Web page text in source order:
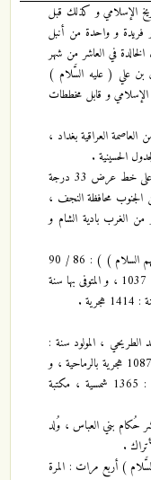
الإسلامي و كذلك قبل
فريدة و واحدة من أنبل
في العاشر من شهر
بن علي ( عليه السَّلام )
و قابل مخططات
الغربي من العاصمة العراقية بغداد ،
الحسينية .
و تقع المدينة على خط طول 44 درجة و 40 دقيقة ، و على خط عرض 33 درجة
الجنوب محافظة النجف ،
الغرب بادية الشام و
بحار الأنوار ( الجامعة لدرر أخبار الأئمة الأطهار ( عليهم السلام ) ) : 86 / 90
، للعلامة الشيخ محمد باقر المجلسي ، المولود بإصفهان سنة : 1037 ، و المتوفى بها سنة
بن محمد الطريحي ، المولود سنة :
979 هجرية بالنجف الأشرف / العراق ، و المتوفى سنة : 1087 هجرية بالرماحية ، و
المدفون بالنجف الأشرف / العراق ، الطبعة الثانية سنة : 1365 شمسية ، مكتبة
حُكام بني العباس ، وُلد
) أربع مرات : المرة